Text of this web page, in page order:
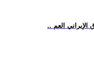
الإيراني العم